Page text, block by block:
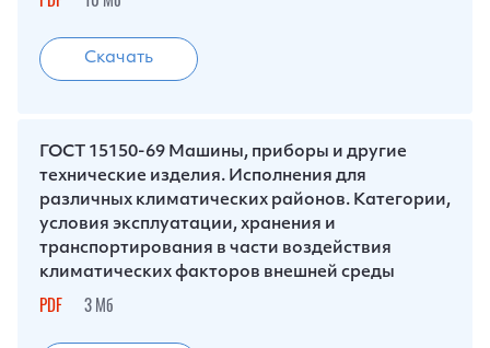
Скачать
ГОСТ 15150-69 Машины, приборы и другие
технические изделия. Исполнения для
различных климатических районов. Категории,
условия эксплуатации, хранения и
транспортирования в части воздействия
климатических факторов внешней среды
PDF 3 Мб